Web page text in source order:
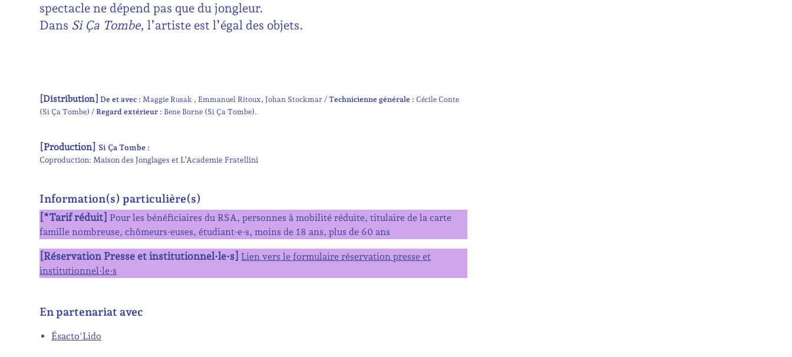
spectacle ne dépend pas que du jongleur.
Dans Si Ça Tombe, l’artiste est l’égal des objets.
[Distribution]De et avec :Maggie Rusak Emmanuel Ritoux Johan Stockmar Technicienne générale : Cécile Conte
(Si Ça Tombe)
Regard extérieur :Bene Borne (Si Ça Tombe)
[Production] Si Ça Tombe :
Coproduction: Maison des Jonglages et L’Academie Fratellini
Information(s) particulière(s)
[*Tarif réduit] Pour les bénéficiaires du RSA, personnes à mobilité réduite, titulaire de la carte
famille nombreuse, chômeurs·euses, étudiant·e·s, moins de 18 ans, plus de 60 ans
[Réservation Presse et institutionnel·le·s] Lien vers le formulaire réservation presse et
institutionnel·le·s
En partenariat avec
Ésacto'Lido